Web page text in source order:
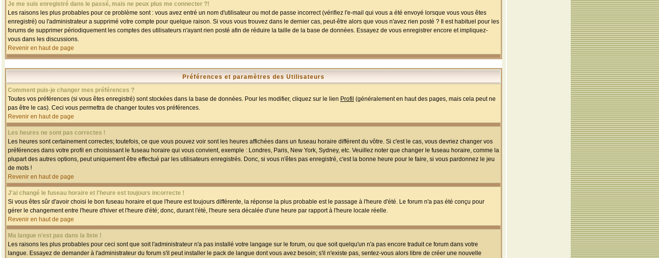
Je me suis enregistré dans le passé, mais ne peux plus me connecter ?!
Les raisons les plus probables pour ce problème sont : vous avez entré un nom d'utilisateur ou mot de passe incorrect (vérifiez l'e-mail qui vous a été envoyé lorsque vous vous êtes
enregistré) ou l'administrateur a supprimé votre compte pour quelque raison. Si vous vous trouvez dans le dernier cas, peut-être alors que vous n'avez rien posté ? Il est habituel pour les
forums de supprimer périodiquement les comptes des utilisateurs n'ayant rien posté afin de réduire la taille de la base de données. Essayez de vous enregistrer encore et impliquez-
vous dans les discussions.
Revenir en haut de page
Préférences et paramètres des Utilisateurs
Comment puis-je changer mes préférences ?
Toutes vos préférences (si vous êtes enregistré) sont stockées dans la base de données. Pour les modifier, cliquez sur le lien Profil (généralement en haut des pages, mais cela peut ne
pas être le cas). Ceci vous permettra de changer toutes vos préférences.
Revenir en haut de page
Les heures ne sont pas correctes !
Les heures sont certainement correctes; toutefois, ce que vous pouvez voir sont les heures affichées dans un fuseau horaire différent du vôtre. Si c'est le cas, vous devriez changer vos
préférences dans votre profil en choisissant le fuseau horaire qui vous convient, exemple : Londres, Paris, New York, Sydney, etc. Veuillez noter que changer le fuseau horaire, comme la
plupart des autres options, peut uniquement être effectué par les utilisateurs enregistrés. Donc, si vous n'êtes pas enregistré, c'est la bonne heure pour le faire, si vous pardonnez le jeu
de mots !
Revenir en haut de page
J'ai changé le fuseau horaire et l'heure est toujours incorrecte !
Si vous êtes sûr d'avoir choisi le bon fuseau horaire et que l'heure est toujours différente, la réponse la plus probable est le passage à l'heure d'été. Le forum n'a pas été conçu pour
gérer le changement entre l'heure d'hiver et l'heure d'été; donc, durant l'été, l'heure sera décalée d'une heure par rapport à l'heure locale réelle.
Revenir en haut de page
Ma langue n'est pas dans la liste !
Les raisons les plus probables pour ceci sont que soit l'administrateur n'a pas installé votre langage sur le forum, ou que soit quelqu'un n'a pas encore traduit ce forum dans votre
langue. Essayez de demander à l'administrateur du forum s'il peut installer le pack de langue dont vous avez besoin; s'il n'existe pas, sentez-vous alors libre de créer une nouvelle